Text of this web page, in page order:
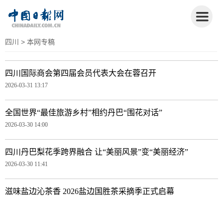
四川 > 本网专稿
四川国际商会第四届会员代表大会在蓉召开
2026-03-31 13:17
全国世界“最佳旅游乡村”相约丹巴“围花对话”
2026-03-30 14:00
四川丹巴梨花季跨界融合 让“美丽风景”变“美丽经济”
2026-03-30 11:41
滋味盐边沁茶香 2026盐边国胜茶采摘季正式启幕